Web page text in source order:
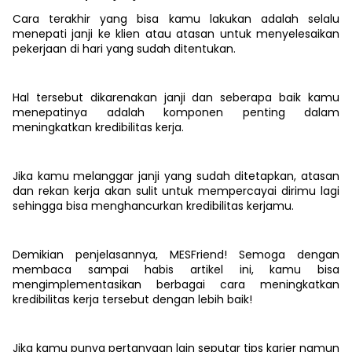
Cara terakhir yang bisa kamu lakukan adalah selalu
menepati janji ke klien atau atasan untuk menyelesaikan
pekerjaan di hari yang sudah ditentukan.
Hal tersebut dikarenakan janji dan seberapa baik kamu
menepatinya adalah komponen penting dalam
meningkatkan kredibilitas kerja.
Jika kamu melanggar janji yang sudah ditetapkan, atasan
dan rekan kerja akan sulit untuk mempercayai dirimu lagi
sehingga bisa menghancurkan kredibilitas kerjamu.
Demikian penjelasannya, MESFriend! Semoga dengan
membaca sampai habis artikel ini, kamu bisa
mengimplementasikan berbagai cara meningkatkan
kredibilitas kerja tersebut dengan lebih baik!
Jika kamu punya pertanyaan lain seputar tips karier namun